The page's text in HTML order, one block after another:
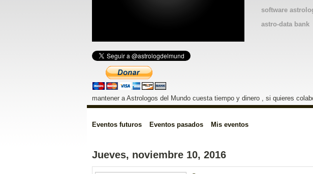
software
astro-data bank
mantener a Astrologos del Mundo cuesta tiempo y dinero , si quieres
Eventos futuros Eventos pasados Mis eventos
Jueves, noviembre 10, 2016